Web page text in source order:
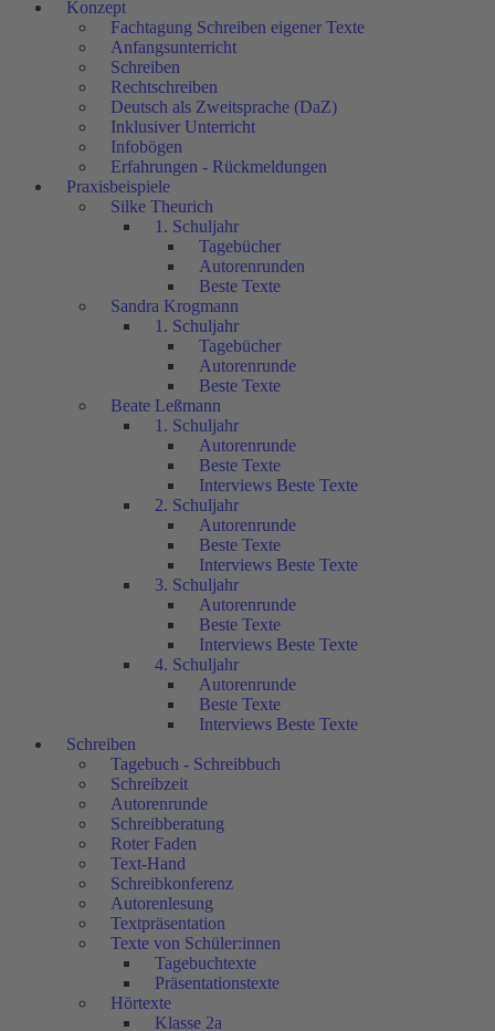
Konzept
Fachtagung Schreiben eigener Texte
Anfangsunterricht
Schreiben
Rechtschreiben
Deutsch als Zweitsprache (DaZ)
Inklusiver Unterricht
Infobögen
Erfahrungen - Rückmeldungen
Praxisbeispiele
Silke Theurich
1. Schuljahr
Tagebücher
Autorenrunden
Beste Texte
Sandra Krogmann
1. Schuljahr
Tagebücher
Autorenrunde
Beste Texte
Beate Leßmann
1. Schuljahr
Autorenrunde
Beste Texte
Interviews Beste Texte
2. Schuljahr
Autorenrunde
Beste Texte
Interviews Beste Texte
3. Schuljahr
Autorenrunde
Beste Texte
Interviews Beste Texte
4. Schuljahr
Autorenrunde
Beste Texte
Interviews Beste Texte
Schreiben
Tagebuch - Schreibbuch
Schreibzeit
Autorenrunde
Schreibberatung
Roter Faden
Text-Hand
Schreibkonferenz
Autorenlesung
Textpräsentation
Texte von Schüler:innen
Tagebuchtexte
Präsentationstexte
Hörtexte
Klasse 2a